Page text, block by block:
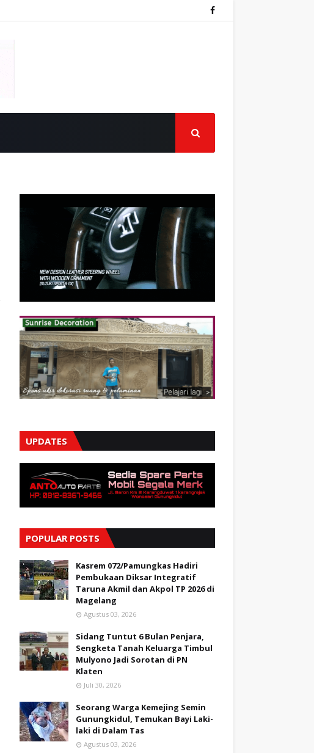
UPDATES
POPULAR POSTS
Kasrem 072/Pamungkas Hadiri
Pembukaan Diksar Integratif
Taruna Akmil dan Akpol TP 2026 di
Magelang
Agustus 03, 2026
Sidang Tuntut 6 Bulan Penjara,
Sengketa Tanah Keluarga Timbul
Mulyono Jadi Sorotan di PN
Klaten
Juli 30, 2026
Seorang Warga Kemejing Semin
Gunungkidul, Temukan Bayi Laki-
laki di Dalam Tas
Agustus 03, 2026